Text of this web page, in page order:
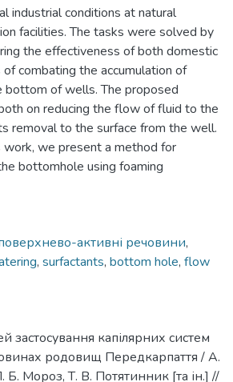
industrial conditions at natural
facilities. The tasks were solved by
the effectiveness of both domestic
combating the accumulation of
bottom of wells. The proposed
on reducing the flow of fluid to the
removal to the surface from the well.
we present a method for
bottomhole using foaming
активні речовини,
, surfactants, bottom hole, flow
застосування капілярних систем
родовищ Передкарпаття / А.
Б. Мороз, Т. В. Потятинник [та ін.] //